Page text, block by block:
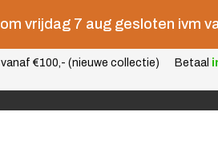
vrijdag 7 aug gesloten ivm
€100,- (nieuwe collectie) Betaal